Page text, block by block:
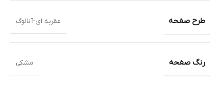
طرح صفحه عقربه ای-آنالوگ
رنگ صفحه مشکی